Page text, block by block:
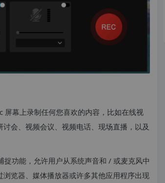
屏幕上录制任何您喜欢的内容，比如在线视
会、视频会议、视频电话、现场直播，以及
功能，允许用户从系统声音和 / 或麦克风中
览器、媒体播放器或许多其他应用程序出现